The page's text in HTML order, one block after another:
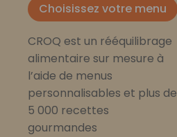
Choisissez votre menu
CROQ est un rééquilibrage
alimentaire sur mesure à
l’aide de menus
personnalisables et plus de
5 000 recettes
gourmandes